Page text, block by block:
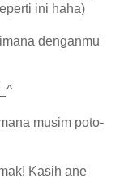
ini haha)
denganmu
musim poto-
Kasih ane